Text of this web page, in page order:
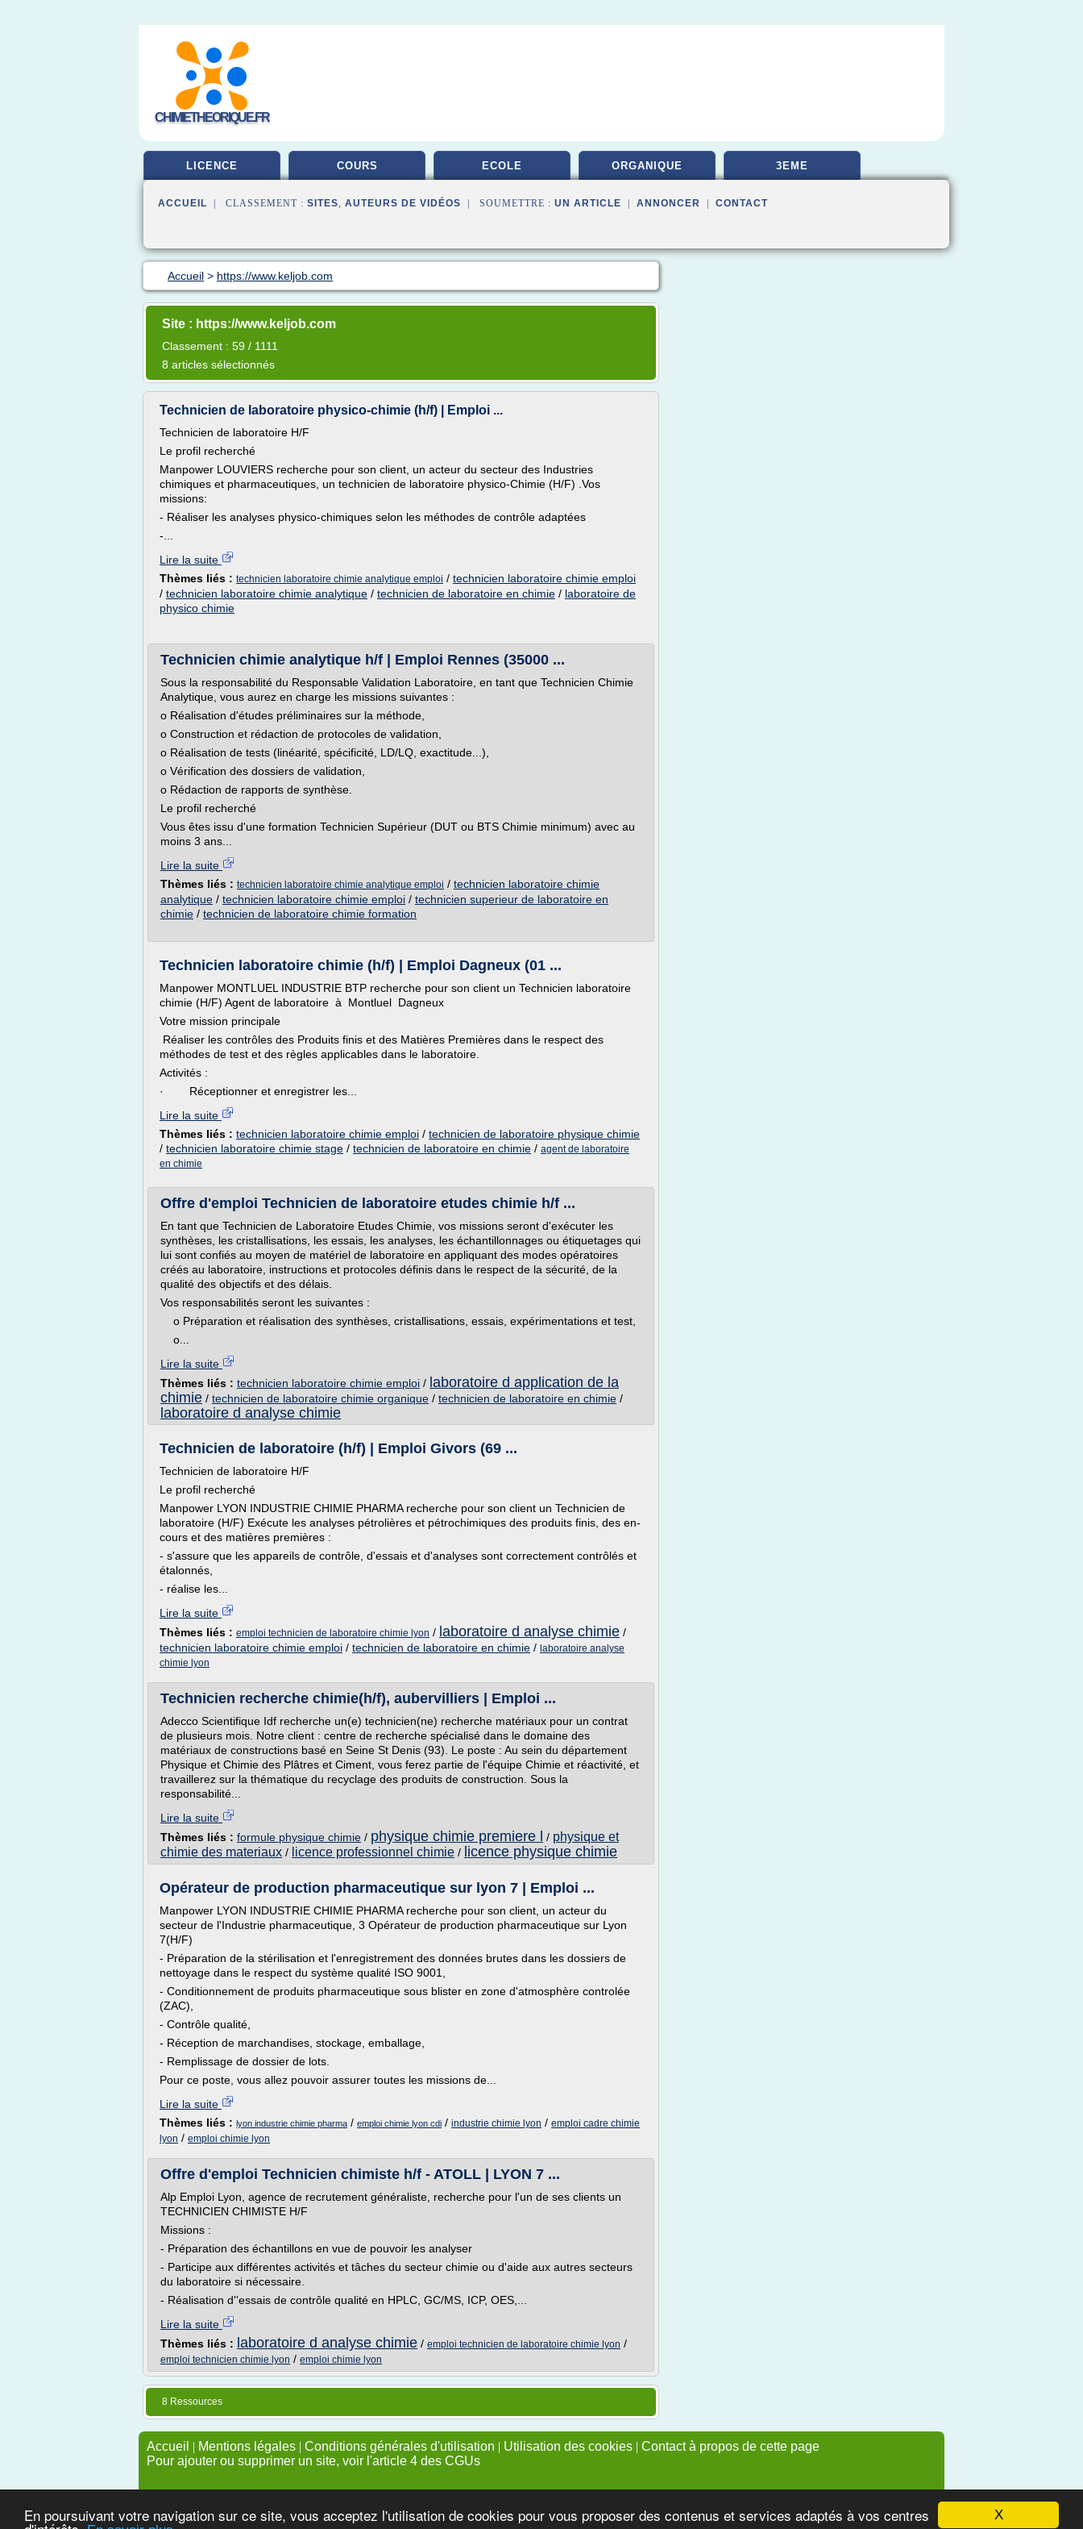
X
En poursuivant votre navigation sur ce site, vous acceptez l'utilisation de cookies pour vous proposer des contenus et services adaptés à vos centres
CHIMIETHEORIQUE.FR
LICENCE COURS ECOLE ORGANIQUE 3EME
ACCUEIL | CLASSEMENT : SITES, AUTEURS DE VIDÉOS | SOUMETTRE : UN ARTICLE ANNONCER CONTACT
Accueil > https://www.keljob.com
Site : https://www.keljob.com
Classement : 59 / 1111
8 articles sélectionnés
Technicien de laboratoire physico-chimie (h/f) | Emploi ...
Technicien de laboratoire H/F
Le profil recherché
Manpower LOUVIERS recherche pour son client, un acteur du secteur des Industries
chimiques et pharmaceutiques, un technicien de laboratoire physico-Chimie (H/F) .Vos
missions:
- Réaliser les analyses physico-chimiques selon les méthodes de contrôle adaptées
-...
Lire la suite
Thèmes liés : technicien laboratoire chimie analytique emploi / technicien laboratoire chimie emploi
/ technicien laboratoire chimie analytique / technicien de laboratoire en chimie / laboratoire de
physico chimie
Technicien chimie analytique h/f | Emploi Rennes (35000 ...
Sous la responsabilité du Responsable Validation Laboratoire, en tant que Technicien Chimie
Analytique, vous aurez en charge les missions suivantes :
o Réalisation d'études préliminaires sur la méthode,
o Construction et rédaction de protocoles de validation,
o Réalisation de tests (linéarité, spécificité, LD/LQ, exactitude...),
o Vérification des dossiers de validation,
o Rédaction de rapports de synthèse.
Le profil recherché
Vous êtes issu d'une formation Technicien Supérieur (DUT ou BTS Chimie minimum) avec au
moins 3 ans...
Lire la suite
Thèmes liés : technicien laboratoire chimie analytique emploi / technicien laboratoire chimie
analytique / technicien laboratoire chimie emploi / technicien superieur de laboratoire en
chimie / technicien de laboratoire chimie formation
Technicien laboratoire chimie (h/f) | Emploi Dagneux (01 ...
Manpower MONTLUEL INDUSTRIE BTP recherche pour son client un Technicien laboratoire
chimie (H/F) Agent de laboratoire à Montluel Dagneux
Votre mission principale
Réaliser les contrôles des Produits finis et des Matières Premières dans le respect des
méthodes de test et des règles applicables dans le laboratoire.
Activités :
· Réceptionner et enregistrer les...
Lire la suite
Thèmes liés : technicien laboratoire chimie emploi / technicien de laboratoire physique chimie
/ technicien laboratoire chimie stage / technicien de laboratoire en chimie / agent de laboratoire
en chimie
Offre d'emploi Technicien de laboratoire etudes chimie h/f ...
En tant que Technicien de Laboratoire Etudes Chimie, vos missions seront d'exécuter les
synthèses, les cristallisations, les essais, les analyses, les échantillonnages ou étiquetages qui
lui sont confiés au moyen de matériel de laboratoire en appliquant des modes opératoires
créés au laboratoire, instructions et protocoles définis dans le respect de la sécurité, de la
qualité des objectifs et des délais.
Vos responsabilités seront les suivantes :
o Préparation et réalisation des synthèses, cristallisations, essais, expérimentations et test,
o...
Lire la suite
Thèmes liés : technicien laboratoire chimie emploi / laboratoire d application de la
chimie / technicien de laboratoire chimie organique / technicien de laboratoire en chimie /
laboratoire d analyse chimie
Technicien de laboratoire (h/f) | Emploi Givors (69 ...
Technicien de laboratoire H/F
Le profil recherché
Manpower LYON INDUSTRIE CHIMIE PHARMA recherche pour son client un Technicien de
laboratoire (H/F) Exécute les analyses pétrolières et pétrochimiques des produits finis, des en-
cours et des matières premières :
- s'assure que les appareils de contrôle, d'essais et d'analyses sont correctement contrôlés et
étalonnés,
- réalise les...
Lire la suite
Thèmes liés : emploi technicien de laboratoire chimie lyon / laboratoire d analyse chimie /
technicien laboratoire chimie emploi / technicien de laboratoire en chimie / laboratoire analyse
chimie lyon
Technicien recherche chimie(h/f), aubervilliers | Emploi ...
Adecco Scientifique Idf recherche un(e) technicien(ne) recherche matériaux pour un contrat
de plusieurs mois. Notre client : centre de recherche spécialisé dans le domaine des
matériaux de constructions basé en Seine St Denis (93). Le poste : Au sein du département
Physique et Chimie des Plâtres et Ciment, vous ferez partie de l'équipe Chimie et réactivité, et
travaillerez sur la thématique du recyclage des produits de construction. Sous la
responsabilité...
Lire la suite
Thèmes liés : formule physique chimie / physique chimie premiere l / physique et
chimie des materiaux / licence professionnel chimie / licence physique chimie
Opérateur de production pharmaceutique sur lyon 7 | Emploi ...
Manpower LYON INDUSTRIE CHIMIE PHARMA recherche pour son client, un acteur du
secteur de l'Industrie pharmaceutique, 3 Opérateur de production pharmaceutique sur Lyon
7(H/F)
- Préparation de la stérilisation et l'enregistrement des données brutes dans les dossiers de
nettoyage dans le respect du système qualité ISO 9001,
- Conditionnement de produits pharmaceutique sous blister en zone d'atmosphère controlée
(ZAC),
- Contrôle qualité,
- Réception de marchandises, stockage, emballage,
- Remplissage de dossier de lots.
Pour ce poste, vous allez pouvoir assurer toutes les missions de...
Lire la suite
Thèmes liés : lyon industrie chimie pharma / emploi chimie lyon cdi / industrie chimie lyon / emploi cadre chimie
lyon / emploi chimie lyon
Offre d'emploi Technicien chimiste h/f - ATOLL | LYON 7 ...
Alp Emploi Lyon, agence de recrutement généraliste, recherche pour l'un de ses clients un
TECHNICIEN CHIMISTE H/F
Missions :
- Préparation des échantillons en vue de pouvoir les analyser
- Participe aux différentes activités et tâches du secteur chimie ou d'aide aux autres secteurs
du laboratoire si nécessaire.
- Réalisation d''essais de contrôle qualité en HPLC, GC/MS, ICP, OES,...
Lire la suite
Thèmes liés : laboratoire d analyse chimie / emploi technicien de laboratoire chimie lyon /
emploi technicien chimie lyon / emploi chimie lyon
8 Ressources
Accueil | Mentions légales | Conditions générales d'utilisation | Utilisation des cookies | Contact à propos de cette page
Pour ajouter ou supprimer un site, voir l'article 4 des CGUs